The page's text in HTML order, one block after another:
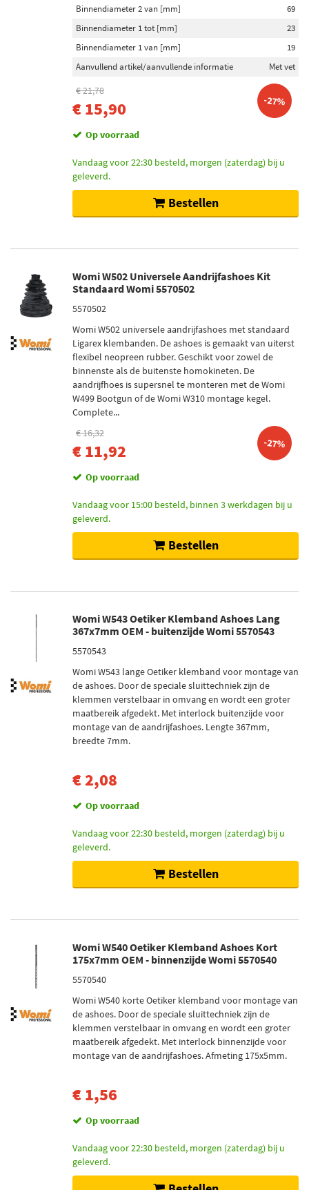
Op voorraad (110)
Niet op voorraad (93)
Binnendiameter 2 van [mm]
69
Binnendiameter 1 tot [mm]
23
Binnendiameter 1 van [mm]
19
Aanvullend artikel/aanvullende informatie
Met vet
€ 21,78
€ 15,90 -27%
Op voorraad
Vandaag voor 22:30 besteld, morgen (zaterdag) bij u
geleverd.
Bestellen
Womi W502 Universele Aandrijfashoes Kit
Standaard Womi 5570502
5570502
Womi W502 universele aandrijfashoes met standaard
Ligarex klembanden. De ashoes is gemaakt van uiterst
flexibel neopreen rubber. Geschikt voor zowel de
binnenste als de buitenste homokineten. De
aandrijfhoes is supersnel te monteren met de Womi
W499 Bootgun of de Womi W310 montage kegel.
Complete...
€ 16,32
€ 11,92 -27%
Op voorraad
Vandaag voor 15:00 besteld, binnen 3 werkdagen bij u
geleverd.
Bestellen
Womi W543 Oetiker Klemband Ashoes Lang
367x7mm OEM - buitenzijde Womi 5570543
5570543
Womi W543 lange Oetiker klemband voor montage van
de ashoes. Door de speciale sluittechniek zijn de
klemmen verstelbaar in omvang en wordt een groter
maatbereik afgedekt. Met interlock buitenzijde voor
montage van de aandrijfashoes. Lengte 367mm,
breedte 7mm.
€ 2,08
Op voorraad
Vandaag voor 22:30 besteld, morgen (zaterdag) bij u
geleverd.
Bestellen
Womi W540 Oetiker Klemband Ashoes Kort
175x7mm OEM - binnenzijde Womi 5570540
5570540
Womi W540 korte Oetiker klemband voor montage van
de ashoes. Door de speciale sluittechniek zijn de
klemmen verstelbaar in omvang en wordt een groter
maatbereik afgedekt. Met interlock binnenzijde voor
montage van de aandrijfashoes. Afmeting 175x5mm.
€ 1,56
Op voorraad
Vandaag voor 22:30 besteld, morgen (zaterdag) bij u
geleverd.